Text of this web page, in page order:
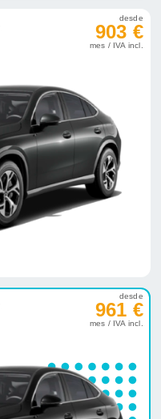
desde
903 €
mes / IVA incl.
desde
961 €
mes / IVA incl.